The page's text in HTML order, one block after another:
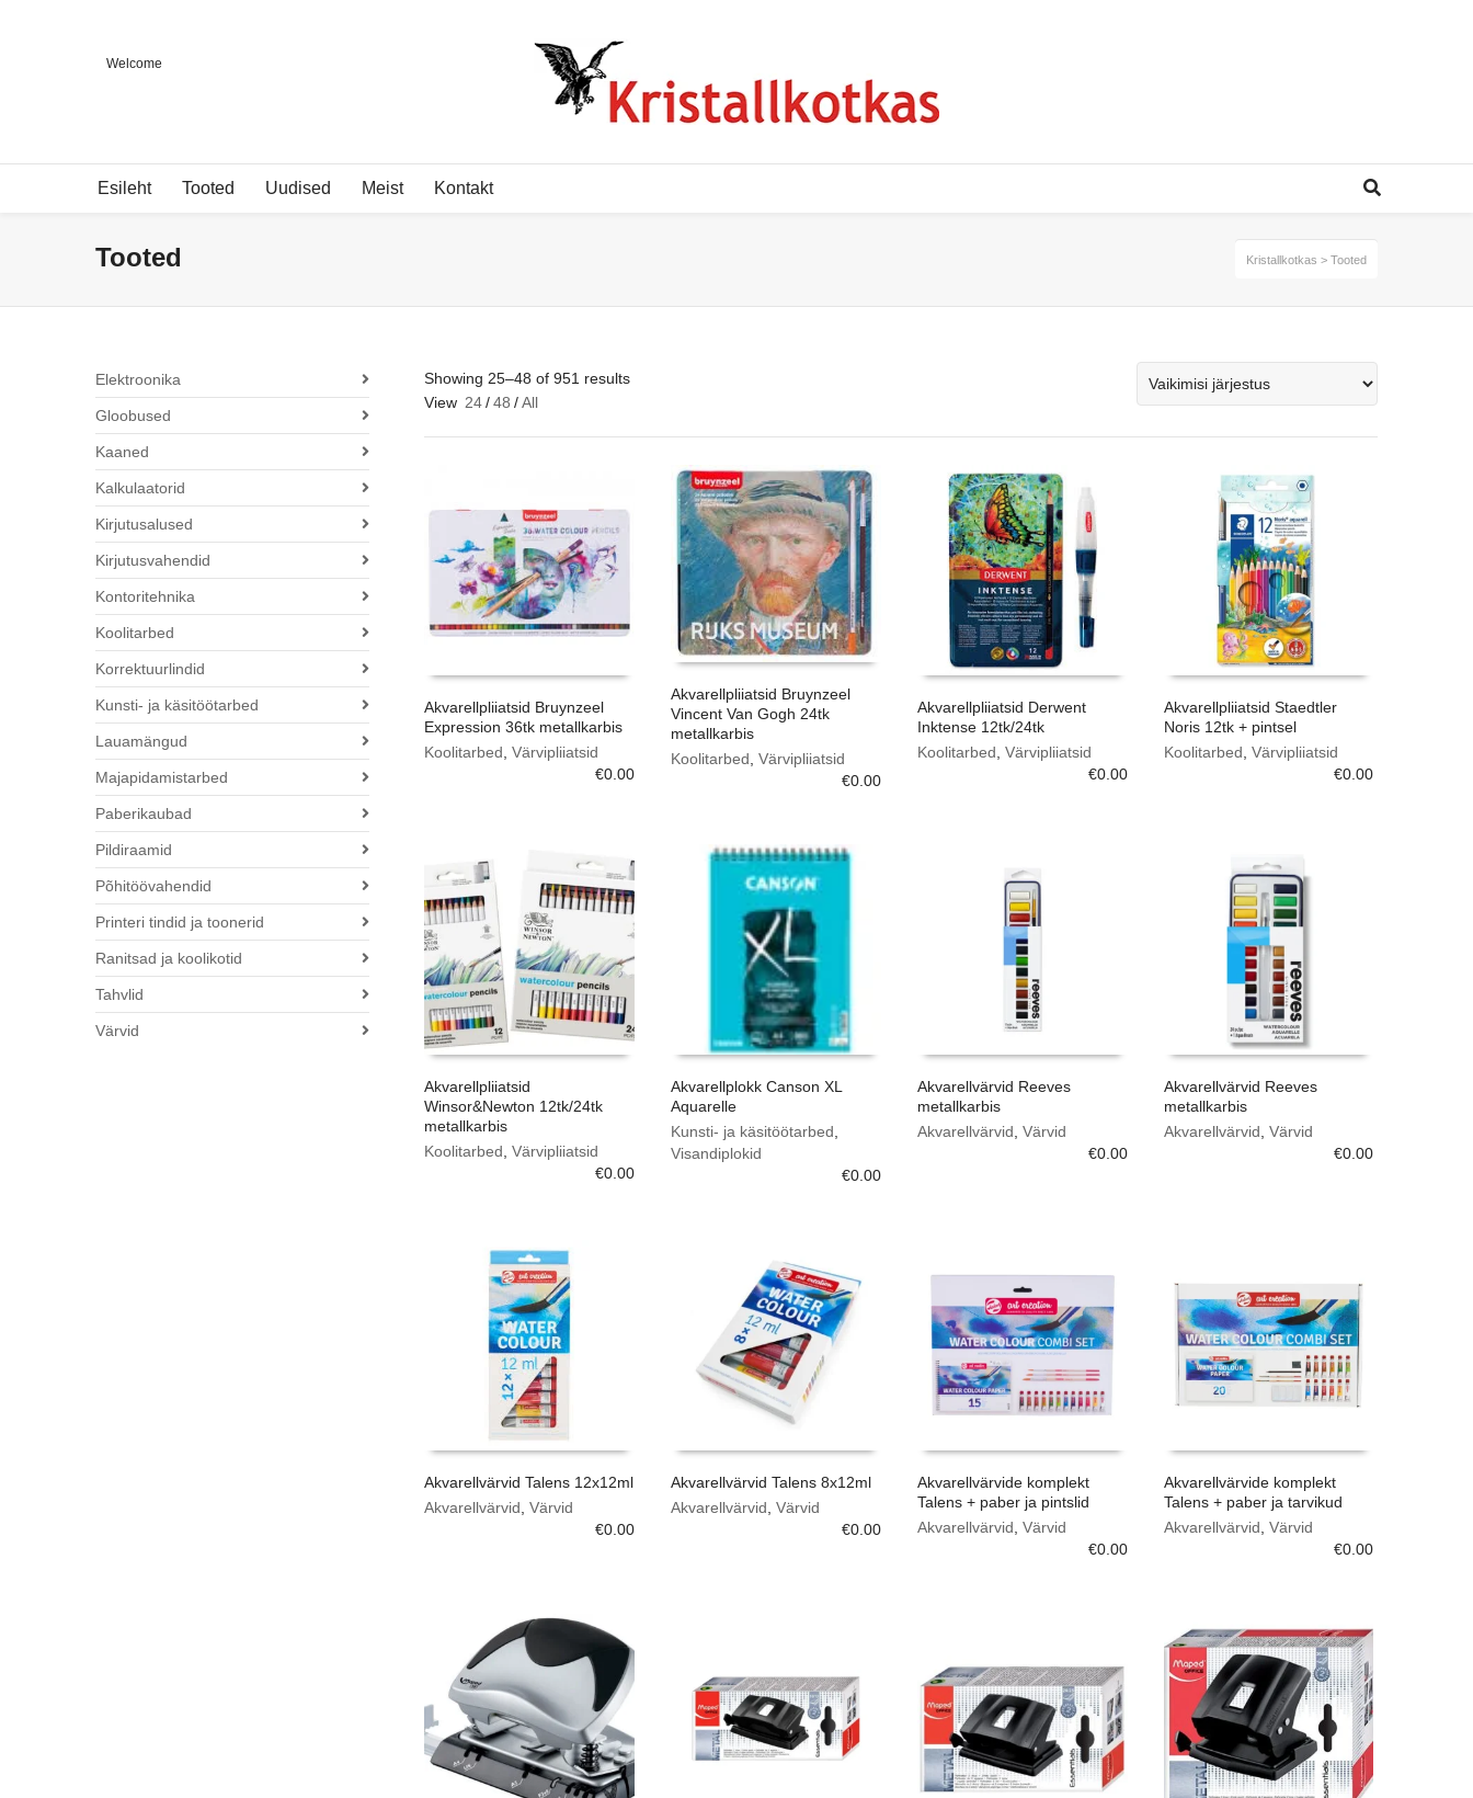
Welcome
Esileht Tooted Uudised Meist Kontakt
Tooted Kristallkotkas > Tooted
Showing 25–48 of 951 results
View 24/48 /All
Akvarellpliiatsid Bruynzeel
Expression 36tk metallkarbis
Koolitarbed Värvipliiatsid
€0.00
Akvarellpliiatsid Bruynzeel
Vincent Van Gogh 24tk
metallkarbis
Koolitarbed Värvipliiatsid
€0.00
Akvarellpliiatsid Derwent
Inktense 12tk/24tk
Koolitarbed Värvipliiatsid
€0.00
Akvarellpliiatsid Staedtler
Noris 12tk + pintsel
Koolitarbed Värvipliiatsid
€0.00
Akvarellpliiatsid
Winsor&Newton 12tk/24tk
metallkarbis
Koolitarbed, Värvipliiatsid
€0.00
Akvarellplokk Canson XL
Aquarelle
Kunsti- ja käsitöötarbed,
Visandiplokid
€0.00
Akvarellvärvid Reeves
metallkarbis
Akvarellvärvid, Värvid
€0.00
Akvarellvärvid Reeves
metallkarbis
Akvarellvärvid, Värvid
€0.00
Akvarellvärvid Talens 12x12ml
Akvarellvärvid Värvid
€0.00
Akvarellvärvid Talens 8x12ml
Akvarellvärvid Värvid
€0.00
Akvarellvärvide komplekt
Talens + paber ja pintslid
Akvarellvärvid Värvid
€0.00
Akvarellvärvide komplekt
Talens + paber ja tarvikud
Akvarellvärvid Värvid
€0.00
Elektroonika
Gloobused
Kaaned
Kalkulaatorid
Kirjutusalused
Kirjutusvahendid
Kontoritehnika
Koolitarbed
Korrektuurlindid
Kunsti- ja käsitöötarbed
Lauamängud
Majapidamistarbed
Paberikaubad
Pildiraamid
Põhitöövahendid
Printeri tindid ja toonerid
Ranitsad ja koolikotid
Tahvlid
Värvid